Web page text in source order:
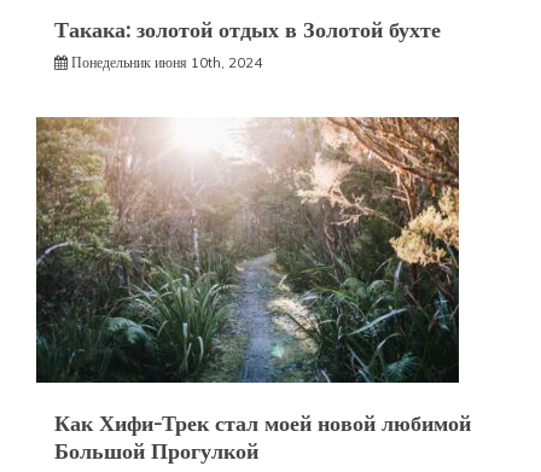
Такака: золотой отдых в Золотой бухте
Понедельник июня 10th, 2024
Как Хифи-Трек стал моей новой любимой
Большой Прогулкой